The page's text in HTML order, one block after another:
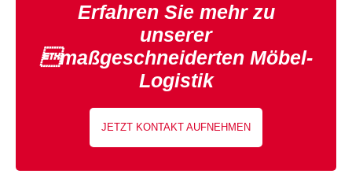
Erfahren Sie mehr zu
unserer
maßgeschneiderten Möbel-
Logistik
JETZT KONTAKT AUFNEHMEN